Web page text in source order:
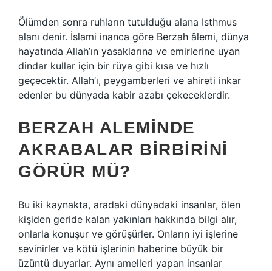
Ölümden sonra ruhların tutulduğu alana Isthmus
alanı denir. İslami inanca göre Berzah âlemi, dünya
hayatında Allah’ın yasaklarına ve emirlerine uyan
dindar kullar için bir rüya gibi kısa ve hızlı
geçecektir. Allah’ı, peygamberleri ve ahireti inkar
edenler bu dünyada kabir azabı çekeceklerdir.
BERZAH ALEMINDE
AKRABALAR BIRBIRINI
GÖRÜR MÜ?
Bu iki kaynakta, aradaki dünyadaki insanlar, ölen
kişiden geride kalan yakınları hakkında bilgi alır,
onlarla konuşur ve görüşürler. Onların iyi işlerine
sevinirler ve kötü işlerinin haberine büyük bir
üzüntü duyarlar. Aynı amelleri yapan insanlar